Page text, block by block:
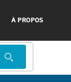
À PROPOS